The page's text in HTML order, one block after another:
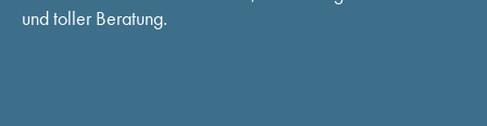
und toller Beratung.